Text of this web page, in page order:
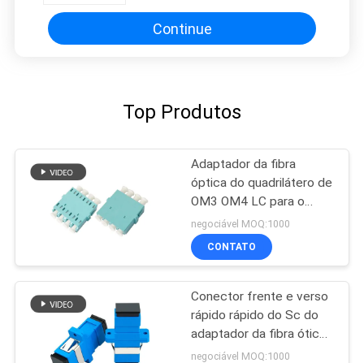
Continue
Top Produtos
Adaptador da fibra
óptica do quadrilátero de
OM3 OM4 LC para o
cabo de remendo da
fibra, azul/bege/Aqua
negociável MOQ:1000
CONTATO
Conector frente e verso
rápido rápido do Sc do
adaptador da fibra ótica
do ODM do OEM do
negociável MOQ:1000